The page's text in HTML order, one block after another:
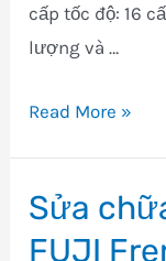
cấp tốc độ: 16
lượng và …
Sửa
bán
Biến
Read More »
Sửa
FUJI